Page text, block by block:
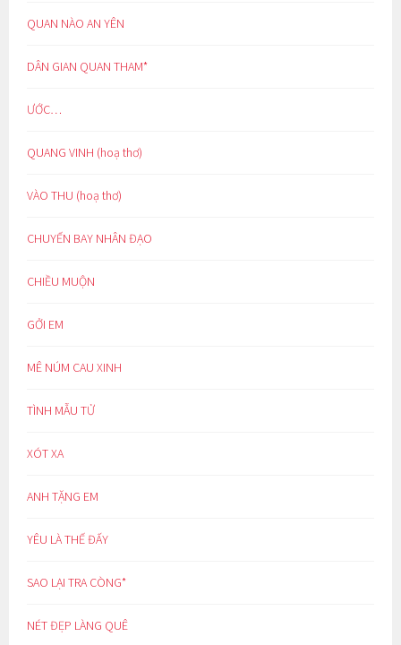
QUAN NÀO AN YÊN
DÂN GIAN QUAN THAM*
ƯỚC…
QUANG VINH (hoạ thơ)
VÀO THU (hoạ thơ)
CHUYẾN BAY NHÂN ĐẠO
CHIỀU MUỘN
GỞI EM
MÊ NÚM CAU XINH
TÌNH MẪU TỬ
XÓT XA
ANH TẶNG EM
YÊU LÀ THẾ ĐẤY
SAO LẠI TRA CÒNG*
NÉT ĐẸP LÀNG QUÊ